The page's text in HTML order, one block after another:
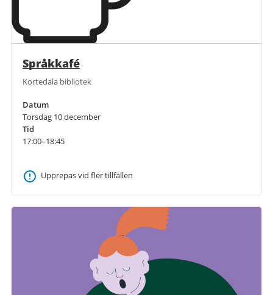
Språkkafé
Kortedala bibliotek
Datum
Torsdag 10 december
Tid
17:00–18:45
Upprepas vid fler tillfällen